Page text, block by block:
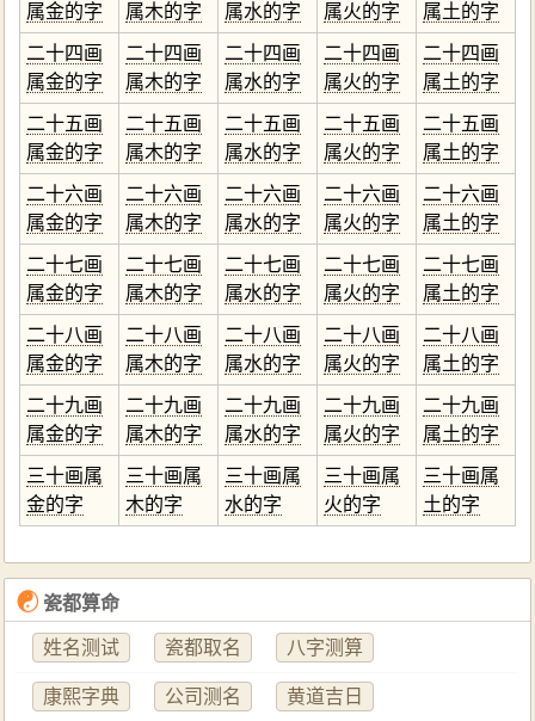
属金的字
属木的字
属水的字
属火的字
属土的字
二十四画
属金的字
二十四画
属木的字
二十四画
属水的字
二十四画
属火的字
二十四画
属土的字
二十五画
属金的字
二十五画
属木的字
二十五画
属水的字
二十五画
属火的字
二十五画
属土的字
二十六画
属金的字
二十六画
属木的字
二十六画
属水的字
二十六画
属火的字
二十六画
属土的字
二十七画
属金的字
二十七画
属木的字
二十七画
属水的字
二十七画
属火的字
二十七画
属土的字
二十八画
属金的字
二十八画
属木的字
二十八画
属水的字
二十八画
属火的字
二十八画
属土的字
二十九画
属金的字
二十九画
属木的字
二十九画
属水的字
二十九画
属火的字
二十九画
属土的字
三十画属
金的字
三十画属
木的字
三十画属
水的字
三十画属
火的字
三十画属
土的字
☯瓷都算命
姓名测试 瓷都取名 八字测算
康熙字典 公司测名 黄道吉日